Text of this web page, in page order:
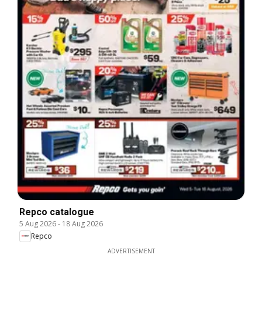
Repco catalogue
5 Aug 2026- 18 Aug 2026
Repco
ADVERTISEMENT